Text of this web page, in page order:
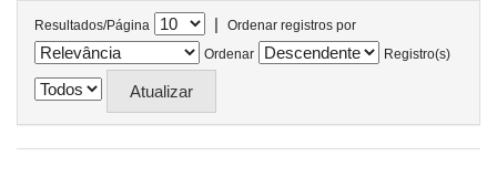
Resultados/Página |
Ordenar registros por
Ordenar
Registro(s)